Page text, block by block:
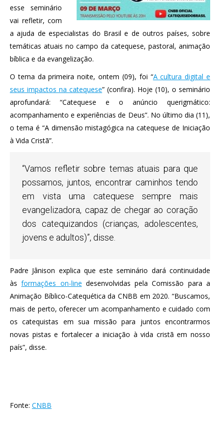
esse seminário
vai refletir, com
a ajuda de especialistas do Brasil e de outros países, sobre
temáticas atuais no campo da catequese, pastoral, animação
bíblica e da evangelização.
O tema da primeira noite, ontem (09), foi “A cultura digital e
seus impactos na catequese” (confira). Hoje (10), o seminário
aprofundará: “Catequese e o anúncio querigmático:
acompanhamento e experiências de Deus”. No último dia (11),
o tema é “A dimensão mistagógica na catequese de Iniciação
à Vida Cristã”.
“Vamos refletir sobre temas atuais para que
possamos, juntos, encontrar caminhos tendo
em vista uma catequese sempre mais
evangelizadora, capaz de chegar ao coração
dos catequizandos (crianças, adolescentes,
jovens e adultos)”, disse.
Padre Jânison explica que este seminário dará continuidade
àsformações on-line desenvolvidas pela Comissão para a
Animação Bíblico-Catequética da CNBB em 2020. “Buscamos,
mais de perto, oferecer um acompanhamento e cuidado com
os catequistas em sua missão para juntos encontrarmos
novas pistas e fortalecer a iniciação à vida cristã em nosso
país”, disse.
Fonte: CNBB